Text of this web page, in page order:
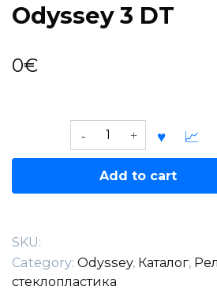
Odyssey 3 DT
0€
Odyssey
3
quantity
Add to cart
SKU:
Category: Odyssey, Каталог,
стеклопластика